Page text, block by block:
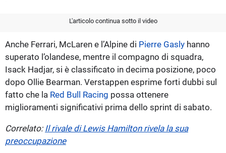
L'articolo continua sotto il video
Anche Ferrari, McLaren e l’Alpine di Pierre Gasly hanno
superato l’olandese, mentre il compagno di squadra,
Isack Hadjar, si è classificato in decima posizione, poco
dopo Ollie Bearman. Verstappen esprime forti dubbi sul
fatto che la Red Bull Racing possa ottenere
miglioramenti significativi prima dello sprint di sabato.
Correlato: Il rivale di Lewis Hamilton rivela la sua
preoccupazione